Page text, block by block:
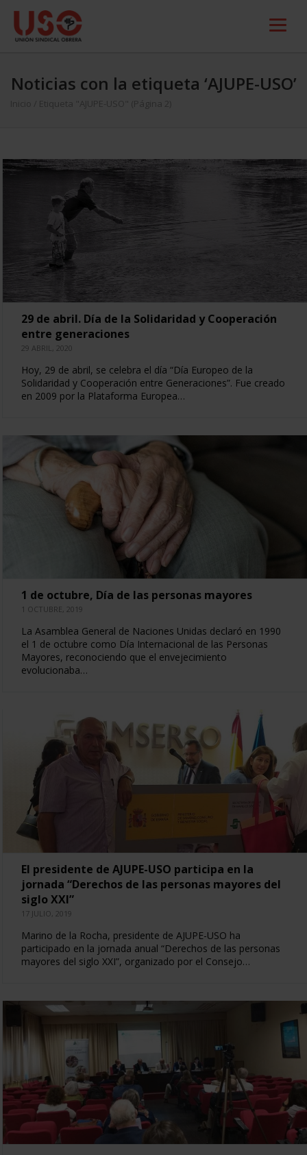
Noticias con la etiqueta ‘AJUPE-USO’
Inicio Etiqueta "AJUPE-USO" (Página 2)
29 de abril. Día de la Solidaridad y Cooperación
entre generaciones
29 ABRIL, 2020
Hoy, 29 de abril, se celebra el día “Día Europeo de la
Solidaridad y Cooperación entre Generaciones”. Fue creado
en 2009 por la Plataforma Europea…
1 de octubre, Día de las personas mayores
1 OCTUBRE, 2019
La Asamblea General de Naciones Unidas declaró en 1990
el 1 de octubre como Día Internacional de las Personas
Mayores, reconociendo que el envejecimiento
evolucionaba…
El presidente de AJUPE-USO participa en la
jornada “Derechos de las personas mayores del
siglo XXI”
17 JULIO, 2019
Marino de la Rocha, presidente de AJUPE-USO ha
participado en la jornada anual “Derechos de las personas
mayores del siglo XXI”, organizado por el Consejo…